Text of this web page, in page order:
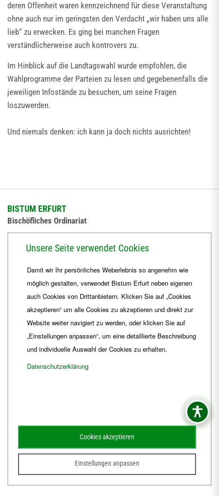
deren Offenheit waren kennzeichnend für diese Veranstaltung
ohne auch nur im geringsten den Verdacht „wir haben uns alle
lieb“ zu erwecken. Es ging bei manchen Fragen
verständlicherweise auch kontrovers zu.
Im Hinblick auf die Landtagswahl wurde empfohlen, die
Wahlprogramme der Parteien zu lesen und gegebenenfalls die
jeweiligen Infostände zu besuchen, um seine Fragen
loszuwerden.
Und niemals denken: ich kann ja doch nichts ausrichten!
BISTUM ERFURT
Bischöfliches Ordinariat
+49 361 6572-444
ordinariat Bistum-Erfurt.de
Schematismus Amtsblatt
© 2026Webdesign für Jena von der DATA HORIZON Digitalagentur
Unsere Seite verwendet Cookies
Damit wir Ihr persönliches Weberlebnis so angenehm wie
möglich gestalten, verwendet Bistum Erfurt neben eigenen
auch Cookies von Drittanbietern. Klicken Sie auf „Cookies
akzeptieren“ um alle Cookies zu akzeptieren und direkt zur
Website weiter navigiert zu werden, oder klicken Sie auf
„Einstellungen anpassen“, um eine detaillierte Beschreibung
und individuelle Auswahl der Cookies zu erhalten.
Datenschutzerklärung
Einstellungen anpassen
Cookies akzeptieren